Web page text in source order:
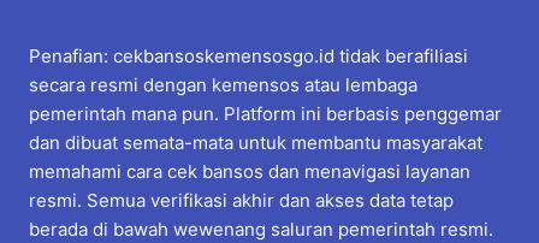
Penafian: cekbansoskemensosgo.id tidak berafiliasi
secara resmi dengan kemensos atau lembaga
pemerintah mana pun. Platform ini berbasis penggemar
dan dibuat semata-mata untuk membantu masyarakat
memahami cara cek bansos dan menavigasi layanan
resmi. Semua verifikasi akhir dan akses data tetap
berada di bawah wewenang saluran pemerintah resmi.